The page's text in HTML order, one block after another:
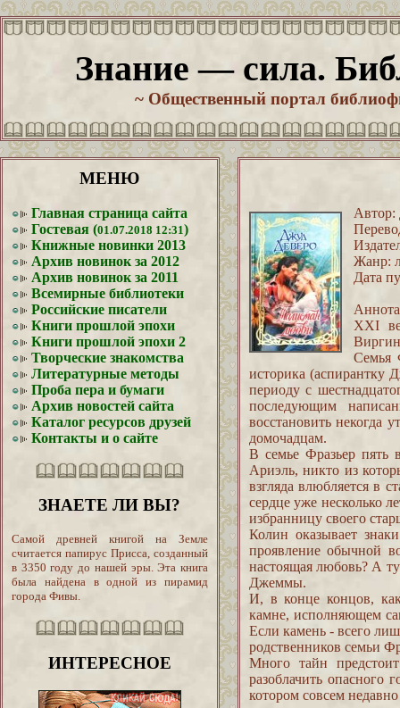
Знание — сила.
~ Общественный портал
МЕНЮ
Главная страница сайта
Гостевая (01.07.2018 12:31)
Книжные новинки 2013
Архив новинок за 2012
Архив новинок за 2011
Всемирные библиотеки
Российские писатели
Книги прошлой эпохи
Книги прошлой эпохи 2
Творческие знакомства
Литературные методы
Проба пера и бумаги
Архив новостей сайта
Каталог ресурсов друзей
Контакты и о сайте
ЗНАЕТЕ ЛИ ВЫ?
Самой древней книгой на Земле
считается папирус Присса, созданный
в 3350 году до нашей эры. Эта книга
была найдена в одной из пирамид
города Фивы.
ИНТЕРЕСНОЕ
Автор:
Жанр:
Дата
XXI
Семья
историка (аспирантку
периоду с
последующим
восстановить некогда
домочадцам.
В семье Фразьер пять
Ариэль, никто из
взгляда влюбляется в
сердце уже несколько
избранницу своего
Колин оказывает
проявление обычной
настоящая любовь? А
Джеммы.
И, в конце концов,
камне, исполняющем
Если камень - всего
родственников семьи
Много тайн
разоблачить опасного
котором совсем